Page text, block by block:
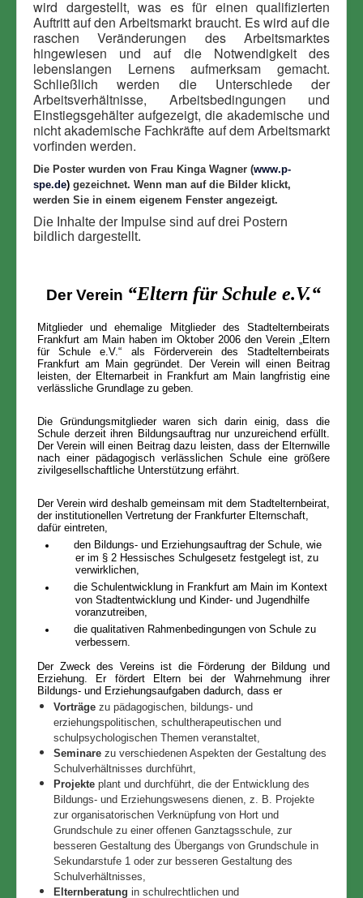
wird dargestellt, was es für einen qualifizierten
Auftritt auf den Arbeitsmarkt braucht. Es wird auf die
raschen Veränderungen des Arbeitsmarktes
hingewiesen und auf die Notwendigkeit des
lebenslangen Lernens aufmerksam gemacht.
Schließlich werden die Unterschiede der
Arbeitsverhältnisse, Arbeitsbedingungen und
Einstiegsgehälter aufgezeigt, die akademische und
nicht akademische Fachkräfte auf dem Arbeitsmarkt
vorfinden werden.
Die Poster wurden von Frau Kinga Wagner (www.p-
spe.de) gezeichnet. Wenn man auf die Bilder klickt,
werden Sie in einem eigenem Fenster angezeigt.
Die Inhalte der Impulse sind auf drei Postern
bildlich dargestellt.
Der Verein “Eltern für Schule e.V.“
Mitglieder und ehemalige Mitglieder des Stadtelternbeirats
Frankfurt am Main haben im Oktober 2006 den Verein „Eltern
für Schule e.V.“ als Förderverein des Stadtelternbeirats
Frankfurt am Main gegründet. Der Verein will einen Beitrag
leisten, der Elternarbeit in Frankfurt am Main langfristig eine
verlässliche Grundlage zu geben.
Die Gründungsmitglieder waren sich darin einig, dass die
Schule derzeit ihren Bildungsauftrag nur unzureichend erfüllt.
Der Verein will einen Beitrag dazu leisten, dass der Elternwille
nach einer pädagogisch verlässlichen Schule eine größere
zivilgesellschaftliche Unterstützung erfährt.
Der Verein wird deshalb gemeinsam mit dem Stadtelternbeirat,
der institutionellen Vertretung der Frankfurter Elternschaft,
dafür eintreten,
den Bildungs- und Erziehungsauftrag der Schule, wie
er im § 2 Hessisches Schulgesetz festgelegt ist, zu
verwirklichen,
die Schulentwicklung in Frankfurt am Main im Kontext
von Stadtentwicklung und Kinder- und Jugendhilfe
voranzutreiben,
die qualitativen Rahmenbedingungen von Schule zu
verbessern.
Der Zweck des Vereins ist die Förderung der Bildung und
Erziehung. Er fördert Eltern bei der Wahrnehmung ihrer
Bildungs- und Erziehungsaufgaben dadurch, dass er
Vorträge zu pädagogischen, bildungs- und
erziehungspolitischen, schultherapeutischen und
schulpsychologischen Themen veranstaltet,
Seminare zu verschiedenen Aspekten der Gestaltung des
Schulverhältnisses durchführt,
Projekte plant und durchführt, die der Entwicklung des
Bildungs- und Erziehungswesens dienen, z. B. Projekte
zur organisatorischen Verknüpfung von Hort und
Grundschule zu einer offenen Ganztagsschule, zur
besseren Gestaltung des Übergangs von Grundschule in
Sekundarstufe 1 oder zur besseren Gestaltung des
Schulverhältnisses,
Elternberatung in schulrechtlichen und